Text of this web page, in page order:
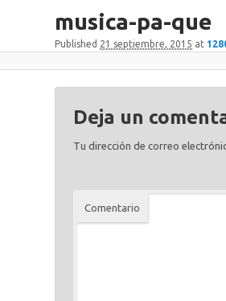
musica-pa-que
Published 21 septiembre, 2015 at
Deja un
Tu dirección de correo
Comentario